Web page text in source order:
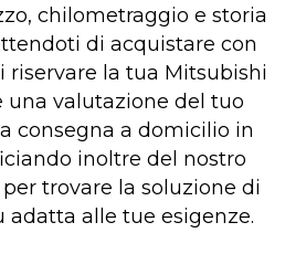
chilometraggio e storia
di acquistare con
riservare la tua Mitsubishi
una valutazione del tuo
consegna a domicilio in
inoltre del nostro
trovare la soluzione di
alle tue esigenze.